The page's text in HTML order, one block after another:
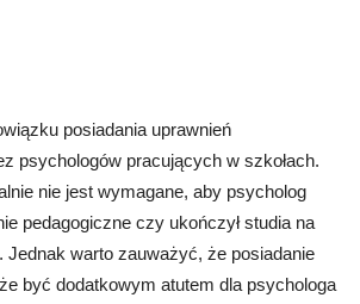
posiadania uprawnień
psychologów pracujących w szkołach.
nie jest wymagane, aby psycholog
pedagogiczne czy ukończył studia na
Jednak warto zauważyć, że posiadanie
być dodatkowym atutem dla psychologa